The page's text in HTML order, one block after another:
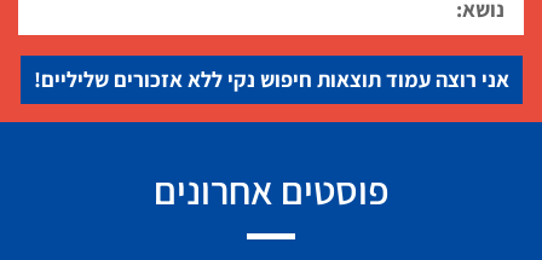
אני רוצה עמוד תוצאות חיפוש נקי ללא אזכורים שליליים!
פוסטים אחרונים